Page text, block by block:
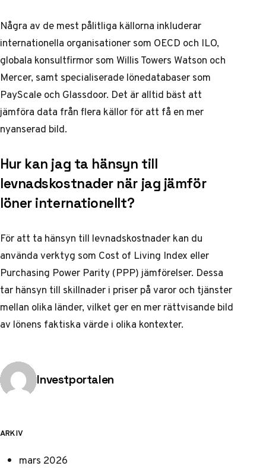
Några av de mest pålitliga källorna inkluderar
internationella organisationer som OECD och ILO,
globala konsultfirmor som Willis Towers Watson och
Mercer, samt specialiserade lönedatabaser som
PayScale och Glassdoor. Det är alltid bäst att
jämföra data från flera källor för att få en mer
nyanserad bild.
Hur kan jag ta hänsyn till
levnadskostnader när jag jämför
löner internationellt?
För att ta hänsyn till levnadskostnader kan du
använda verktyg som Cost of Living Index eller
Purchasing Power Parity (PPP) jämförelser. Dessa
tar hänsyn till skillnader i priser på varor och tjänster
mellan olika länder, vilket ger en mer rättvisande bild
av lönens faktiska värde i olika kontexter.
Publicerad av
Investportalen
ARKIV
mars 2026